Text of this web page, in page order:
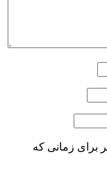
برای زمانی که